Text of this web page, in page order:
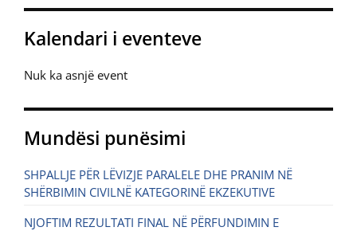
Kalendari i eventeve
Nuk ka asnjë event
Mundësi punësimi
SHPALLJE PËR LËVIZJE PARALELE DHE PRANIM NË
SHËRBIMIN CIVILNË KATEGORINË EKZEKUTIVE
NJOFTIM REZULTATI FINAL NË PËRFUNDIMIN E